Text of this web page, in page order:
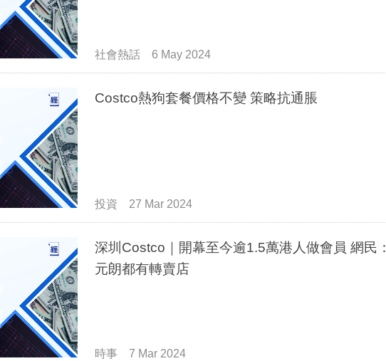
社會熱話 6 May 2024
Costco熱狗套餐價格不變 策略抗通脹
投資 27 Mar 2024
深圳Costco｜開幕至今逾1.5萬港人做會員 網民：
元朗都有轉賣店
時事 7 Mar 2024